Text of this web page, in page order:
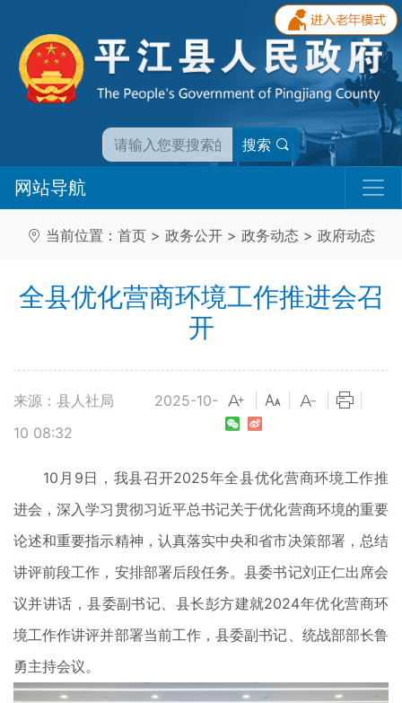
搜索
网站导航
当前位置： 首页 > 政务公开 > 政务动态 > 政府动态
全县优化营商环境工作推进会召
开
来源：县人社局
2025-10-
10 08:32
10月9日，我县召开2025年全县优化营商环境工作推
进会，深入学习贯彻习近平总书记关于优化营商环境的重要
论述和重要指示精神，认真落实中央和省市决策部署，总结
讲评前段工作，安排部署后段任务。县委书记刘正仁出席会
议并讲话，县委副书记、县长彭方建就2024年优化营商环
境工作作讲评并部署当前工作，县委副书记、统战部部长鲁
勇主持会议。